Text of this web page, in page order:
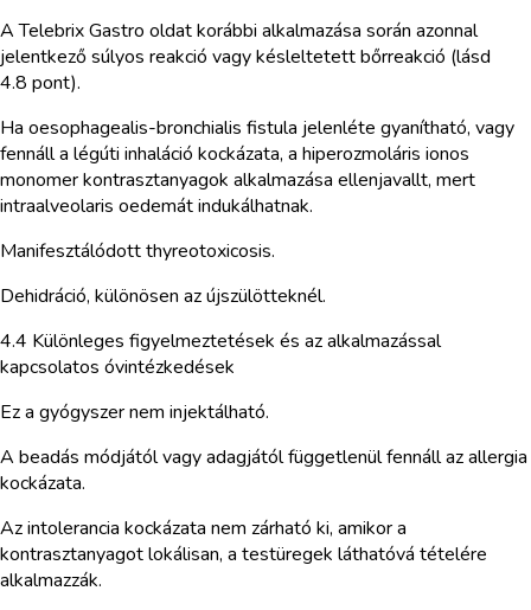
A Telebrix Gastro oldat korábbi alkalmazása során azonnal
jelentkező súlyos reakció vagy késleltetett bőrreakció (lásd
4.8 pont).
Ha oesophagealis-bronchialis fistula jelenléte gyanítható, vagy
fennáll a légúti inhaláció kockázata, a hiperozmoláris ionos
monomer kontrasztanyagok alkalmazása ellenjavallt, mert
intraalveolaris oedemát indukálhatnak.
Manifesztálódott thyreotoxicosis.
Dehidráció, különösen az újszülötteknél.
4.4 Különleges figyelmeztetések és az alkalmazással
kapcsolatos óvintézkedések
Ez a gyógyszer nem injektálható.
A beadás módjától vagy adagjától függetlenül fennáll az allergia
kockázata.
Az intolerancia kockázata nem zárható ki, amikor a
kontrasztanyagot lokálisan, a testüregek láthatóvá tételére
alkalmazzák.